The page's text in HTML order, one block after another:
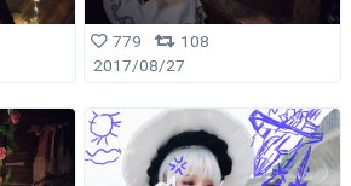
779
108
2017/08/27